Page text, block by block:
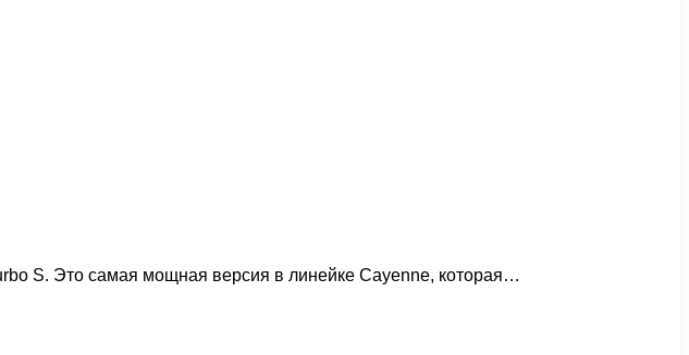
S. Это самая мощная версия в линейке Cayenne, которая…